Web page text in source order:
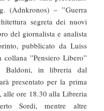
(Adnkronos) – ”Guerra
segreta dei nuovi
del giornalista e analista
pubblicato da Luiss
”Pensiero Libero”
Baldoni, in libreria dal
presentato per la prima
alle ore 18.30 alla Libreria
Sordi, mentre altre